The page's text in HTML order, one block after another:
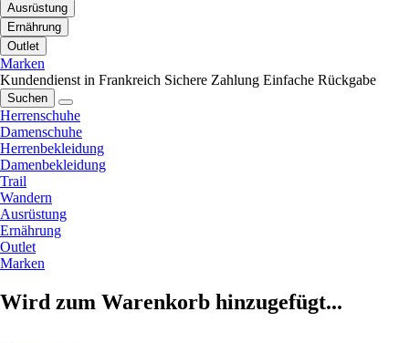
Ausrüstung
Ernährung
Outlet
Marken
Kundendienst in Frankreich Sichere Zahlung Einfache Rückgabe
Suchen
Herrenschuhe
Damenschuhe
Herrenbekleidung
Damenbekleidung
Trail
Wandern
Ausrüstung
Ernährung
Outlet
Marken
Wird zum Warenkorb hinzugefügt...